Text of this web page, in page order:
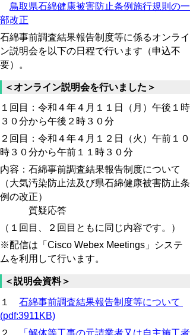
鳥取県石綿健康被害防止条例施行規則の一
部改正
石綿事前調査結果報告制度等に係るオンライ
ン説明会を以下の日程で行います（申込不
要）。
＜オンライン説明会を行いました＞
１回目：令和４年４月１１日（月）午後１時
３０分から午後２時３０分
２回目：令和４年４月１２日（火）午前１０
時３０分から午前１１時３０分
内容：石綿事前調査結果報告制度について
（大気汚染防止法及び県石綿健康被害防止条
例の改正）
質疑応答
（１回目、２回目ともに同じ内容です。）
※配信は「Cisco Webex Meetings」システ
ムを利用して行います。
＜説明会資料＞
１ 石綿事前調査結果報告制度等について
(pdf:3911KB)
２
「解体等工事の元請業者又は自主施工者